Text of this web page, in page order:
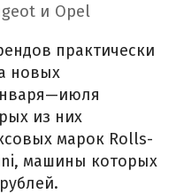
и Opel
практически
новых
из них
марок Rolls-
машины которых